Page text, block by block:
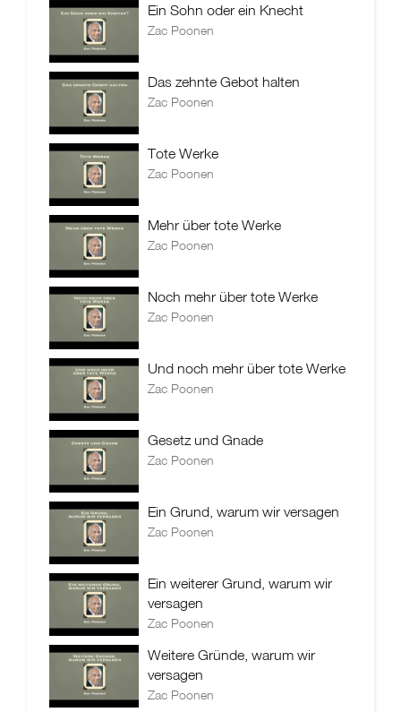
Ein Sohn oder ein Knecht
Zac Poonen
Das zehnte Gebot halten
Zac Poonen
Tote Werke
Zac Poonen
Mehr über tote Werke
Zac Poonen
Noch mehr über tote Werke
Zac Poonen
Und noch mehr über tote Werke
Zac Poonen
Gesetz und Gnade
Zac Poonen
Ein Grund, warum wir versagen
Zac Poonen
Ein weiterer Grund, warum wir
versagen
Zac Poonen
Weitere Gründe, warum wir
versagen
Zac Poonen